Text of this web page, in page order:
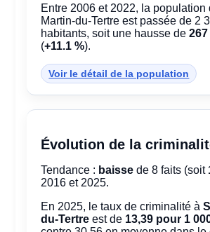
Entre 2006 et 2022, la population
Martin-du-Tertre est passée de 2
habitants, soit une hausse de
(+11.1 %).
Voir le détail de la population
Évolution de la
Tendance : baisse de 8 faits (soit
2016 et 2025.
En 2025, le taux de criminalité à
du-Tertre est de 13,39 pour 1